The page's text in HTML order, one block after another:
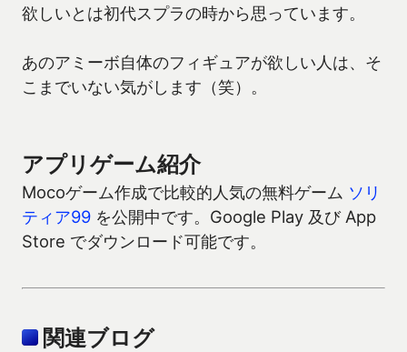
欲しいとは初代スプラの時から思っています。
あのアミーボ自体のフィギュアが欲しい人は、そ
こまでいない気がします（笑）。
アプリゲーム紹介
Mocoゲーム作成で比較的人気の無料ゲーム ソリ
ティア99 を公開中です。Google Play 及び App
Store でダウンロード可能です。
関連ブログ